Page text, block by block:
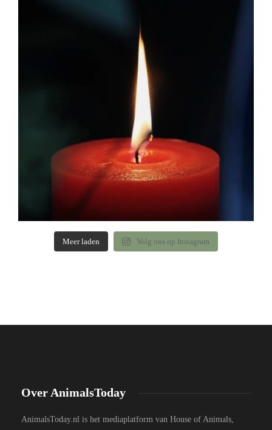
Meer laden Volg ons op Instagram
Over AnimalsToday
AnimalsToday.nl is het mediaplatform van House of Animals,